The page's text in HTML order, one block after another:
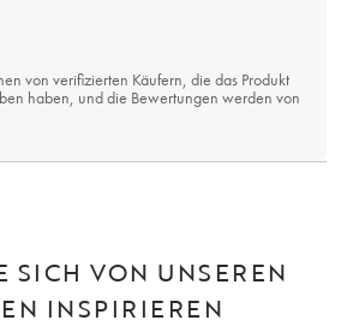
von verifizierten Käufern, die das Produkt
haben, und die Bewertungen werden von
SICH VON UNSEREN
INSPIRIEREN